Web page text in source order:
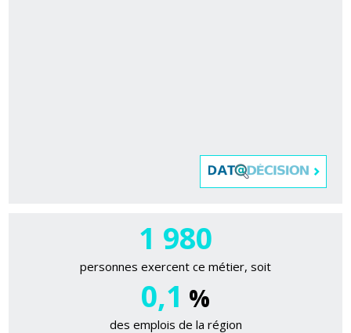
1 980
personnes exercent ce métier, soit
0,1 %
des emplois de la région